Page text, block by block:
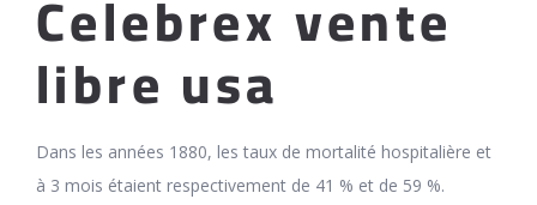
Celebrex vente
libre usa
Dans les années 1880, les taux de mortalité hospitalière et
à 3 mois étaient respectivement de 41 % et de 59 %.